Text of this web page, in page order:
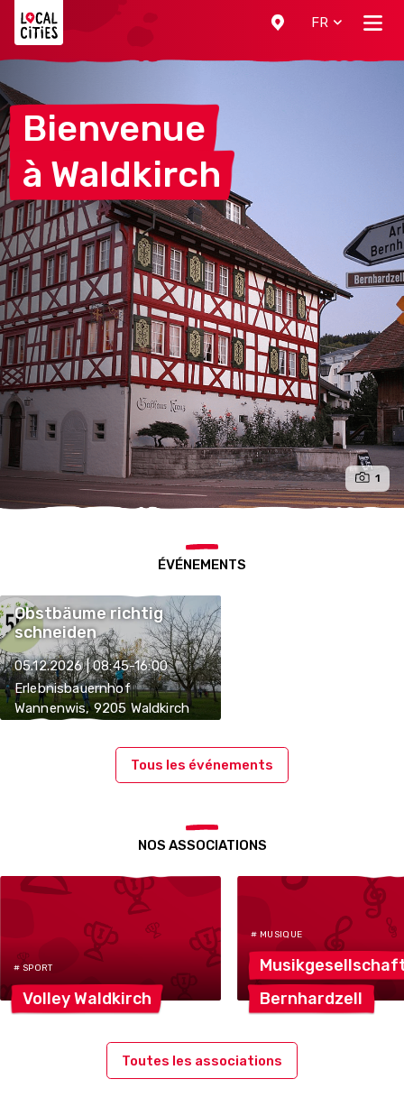
FR
Bienvenue
à Waldkirch
1
ÉVÉNEMENTS
Obstbäume richtig
schneiden
05.12.2026 | 08:45-16:00
Erlebnisbauernhof
Wannenwis, 9205 Waldkirch
Tous les événements
NOS ASSOCIATIONS
# SPORT
VolleyWaldkirch
# MUSIQUE
Bernhardzell
Toutes les associations